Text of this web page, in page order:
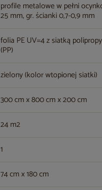
profile metalowe w pełni
25 mm, gr. ścianki 0,7-0,9 mm
folia PE UV=4 z siatką
(PP)
zielony (kolor wtopionej siatki)
300 cm x 800 cm x 200 cm
24 m2
1
74 cm x 180 cm